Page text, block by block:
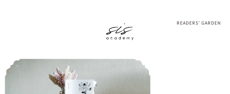
READERS’ GARDEN